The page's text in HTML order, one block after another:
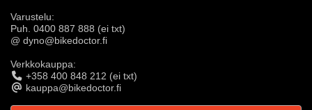
Varustelu:
Puh. 0400 887 888 (ei txt)
@ dyno@bikedoctor.fi
Verkkokauppa:
+358 400 848 212 (ei txt)
kauppa@bikedoctor.fi